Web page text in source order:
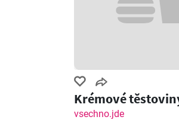
Krémové
vsechno.jde